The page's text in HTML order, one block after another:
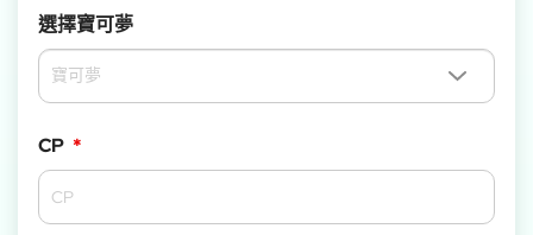
選擇寶可夢
CP *